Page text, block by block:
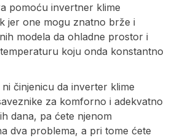
pomoću invertner klime
jer one mogu znatno brže i
modela da ohladne prostor i
koju onda konstantno
činjenicu da inverter klime
za komforno i adekvatno
dana, pa ćete njenom
dva problema, a pri tome ćete